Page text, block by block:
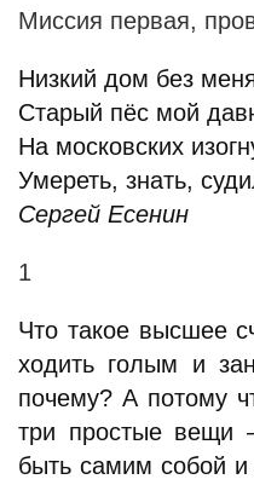
Миссия первая,
Низкий дом без
Старый пёс мой
На московских
Умереть, знать,
Сергей Есенин
1
Что такое высшее
ходить голым и
почему? А потому
три простые вещи
быть самим собой и